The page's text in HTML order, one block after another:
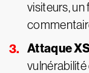
visiteurs,
Attaque